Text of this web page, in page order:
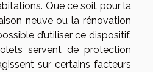
Que ce soit pour la
neuve ou la rénovation
d’utiliser ce dispositif.
servent de protection
sur certains facteurs